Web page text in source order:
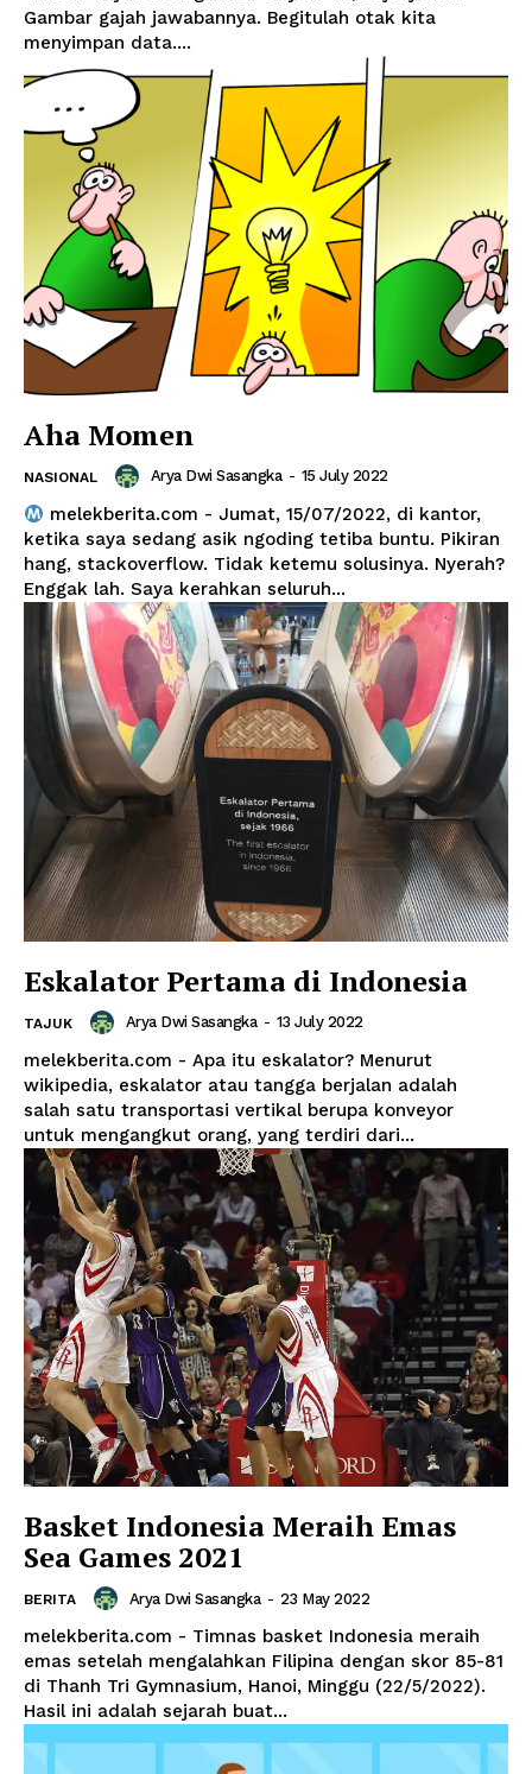
News Week
Magazine PRO
Gambar gajah jawabannya. Begitulah otak kita
menyimpan data....
Aha Momen
NASIONAL Arya Dwi Sasangka - 15 July 2022
melekberita.com - Jumat, 15/07/2022, di kantor,
ketika saya sedang asik ngoding tetiba buntu. Pikiran
hang, stackoverflow. Tidak ketemu solusinya. Nyerah?
Enggak lah. Saya kerahkan seluruh...
Eskalator Pertama di Indonesia
TAJUK Arya Dwi Sasangka - 13 July 2022
melekberita.com - Apa itu eskalator? Menurut
wikipedia, eskalator atau tangga berjalan adalah
salah satu transportasi vertikal berupa konveyor
untuk mengangkut orang, yang terdiri dari...
Basket Indonesia Meraih Emas
Sea Games 2021
BERITA Arya Dwi Sasangka - 23 May 2022
melekberita.com - Timnas basket Indonesia meraih
emas setelah mengalahkan Filipina dengan skor 85-81
di Thanh Tri Gymnasium, Hanoi, Minggu (22/5/2022).
Hasil ini adalah sejarah buat...